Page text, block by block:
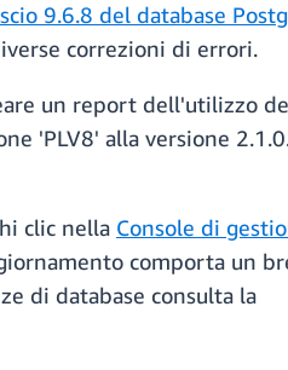
9.6.8 del database
correzioni di errori.
un report dell'utilizzo
'PLV8' alla versione
clic nella Console di
comporta un
di database consulta la